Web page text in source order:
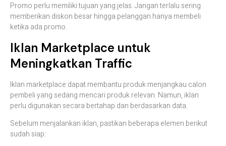
Promo perlu memiliki tujuan yang jelas. Jangan terlalu sering
memberikan diskon besar hingga pelanggan hanya membeli
ketika ada promo.
Iklan Marketplace untuk
Meningkatkan Traffic
Iklan marketplace dapat membantu produk menjangkau calon
pembeli yang sedang mencari produk relevan. Namun, iklan
perlu digunakan secara bertahap dan berdasarkan data.
Sebelum menjalankan iklan, pastikan beberapa elemen berikut
sudah siap: